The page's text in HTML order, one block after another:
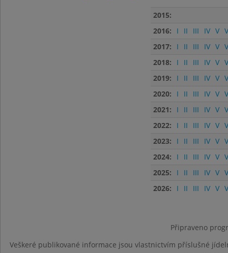
2015:
2016:
I II III IV V
2017:
I II III IV V
2018:
I II III IV V
2019:
I II III IV V
2020:
I II III IV V
2021:
I II III IV V
2022:
I II III IV V
2023:
I II III IV V
2024:
I II III IV V
2025:
I II III IV V
2026:
I II III IV V
Připraveno
Veškeré publikované informace jsou vlastnictvím příslušné